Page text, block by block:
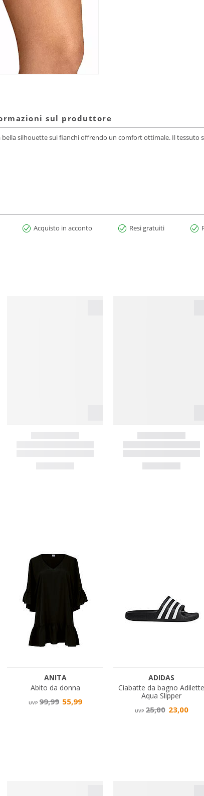
sul produttore
silhouette sui fianchi offrendo un comfort ottimale. Il tessuto
Acquisto in acconto Resi gratuiti